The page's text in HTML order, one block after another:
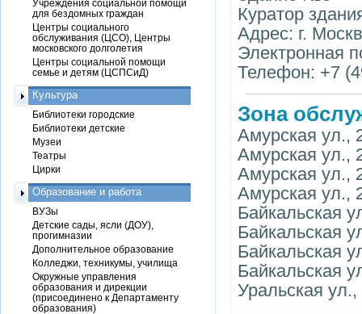
Куратор
Адрес: г.
Электронная
Телефон: +7
Зона
Амурская ул.,
Амурская ул.,
Амурская ул.,
Амурская ул.,
Байкальская
Байкальская
Байкальская
Байкальская
Уральская ул.,
Учреждения социальной помощи
для бездомных граждан
Центры социального
обслуживания (ЦСО), Центры
московского долголетия
Центры социальной помощи
семье и детям (ЦСПСиД)
Культура
Библиотеки городские
Библиотеки детские
Музеи
Театры
Цирки
Образование и работа
ВУЗы
Детские сады, ясли (ДОУ),
прогимназии
Дополнительное образование
Колледжи, техникумы, училища
Окружные управления
образования и дирекции
(присоединено к Департаменту
образования)